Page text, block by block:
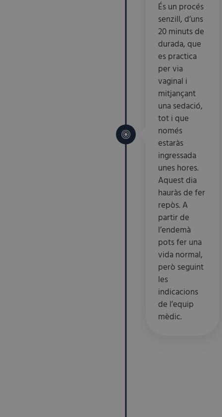
És un procés
senzill, d’uns
20 minuts de
durada, que
es practica
per via
vaginal i
mitjançant
una sedació,
tot i que
només
estaràs
ingressada
unes hores.
Aquest dia
hauràs de fer
repòs. A
partir de
l’endemà
pots fer una
vida normal,
però seguint
les
indicacions
de l’equip
mèdic.